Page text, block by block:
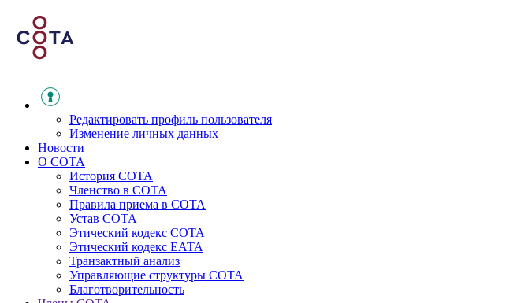
Редактировать профиль пользователя
Изменение личных данных
Новости
О СОТА
История СОТА
Членство в СОТА
Правила приема в СОТА
Устав СОТА
Этический кодекс СОТА
Этический кодекс ЕАТА
Транзактный анализ
Управляющие структуры СОТА
Благотворительность